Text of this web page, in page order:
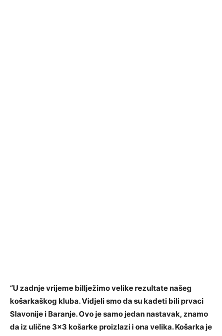
“U zadnje vrijeme billježimo velike rezultate našeg
košarkaškog kluba. Vidjeli smo da su kadeti bili prvaci
Slavonije i Baranje. Ovo je samo jedan nastavak, znamo
da iz ulične 3×3 košarke proizlazi i ona velika. Košarka je